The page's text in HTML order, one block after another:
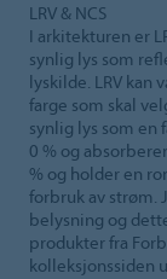
LRV & NCS
I arkitekturen er
synlig lys som
lyskilde. LRV
farge som skal
synlig lys som en
0 % og
% og holder en
forbruk av strøm.
belysning og
produkter fra
kolleksjonssiden